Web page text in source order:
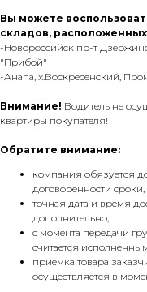
Вы можете
складов,
-Новороссийск пр-т
"Прибой"
-Анапа, х.Воскресенский,
Внимание! Водитель не
квартиры покупателя!
Обратите внимание:
компания обязуется
договоренности
точная дата и время
дополнительно;
с момента передачи
считается
приемка товара
осуществляется в